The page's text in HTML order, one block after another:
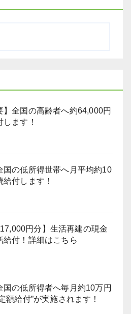
】全国の高齢者へ約64,000円
します！
国の低所得世帯へ月平均約10
付します！
17,000円分】生活再建の現金
給付！詳細はこちら
国の低所得者へ毎月約10万円
額給付”が実施されます！